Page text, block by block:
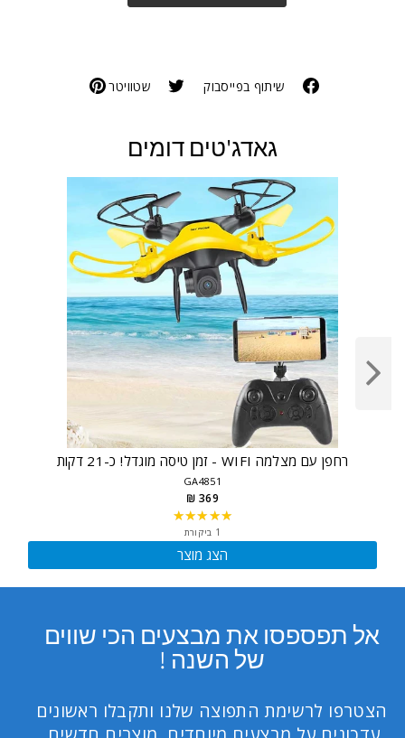
שיתוף בפייסבוק שטוויטר
גאדג'טים דומים
רחפן עם מצלמה WIFI - זמן טיסה מוגדל! כ-21 דקות
GA4851
369 ₪
★★★★★
of
5
1 ביקורת
הצג מוצר
אל תפספסו את מבצעים הכי שווים
של השנה !
הצטרפו לרשימת התפוצה שלנו ותקבלו ראשונים